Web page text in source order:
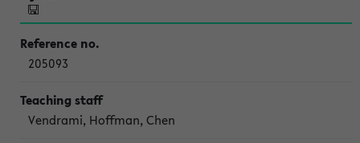
205093
Vendrami, Hoffman, Chen